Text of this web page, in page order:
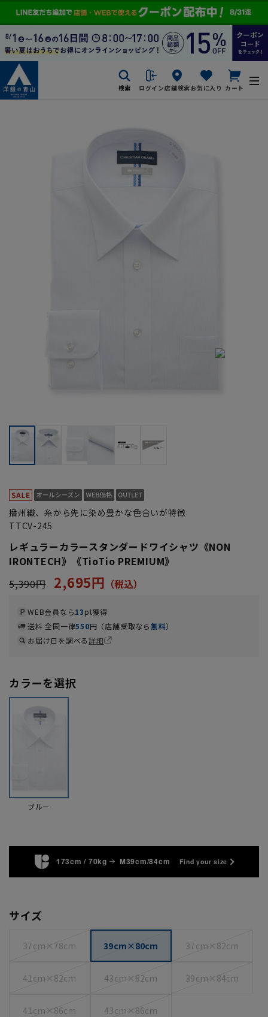
検索 ログイン店舗検索お気に入り カート
播州織、糸から先に染め豊かな色合いが特徴
TTCV-245
レギュラーカラースタンダードワイシャツ《NON
IRONTECH》《TioTio PREMIUM》
5,390円 2,695円
WEB会員なら13pt獲得
送料 全国一律550円（店舗受取なら無料）
お届け日を調べる詳細
カラーを選択
ブルー
173cm / 70kg M39cm/84cm Find your size
サイズ
37cm×78cm 39cm×80cm 37cm×82cm
41cm×82cm 43cm×82cm 39cm×84cm
41cm×86cm 43cm×86cm